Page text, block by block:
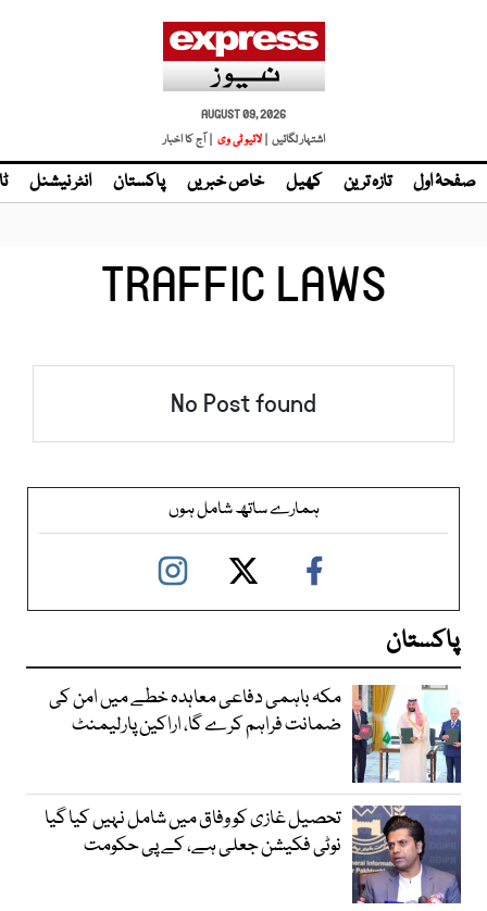
AUGUST 09, 2026
اشتہار لگائیں |
| آج کا اخبار
صفحۂ اول تازہ ترین کھیل خاص خبریں پاکستان انٹر نیشنل
TRAFFIC LAWS
No Post found
ہمارے ساتھ شامل ہوں
پاکستان
مکہ باہمی دفاعی معاہدہ خطے میں امن کی
ضمانت فراہم کرے گا، اراکین پارلیمنٹ
تحصیل غازی کو وفاق میں شامل نہیں کیا گیا
نوٹی فکیشن جعلی ہے، کے پی حکومت